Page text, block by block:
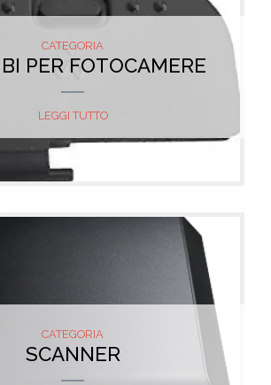
CATEGORIA
PER FOTOCAMERE
LEGGI TUTTO
CATEGORIA
SCANNER